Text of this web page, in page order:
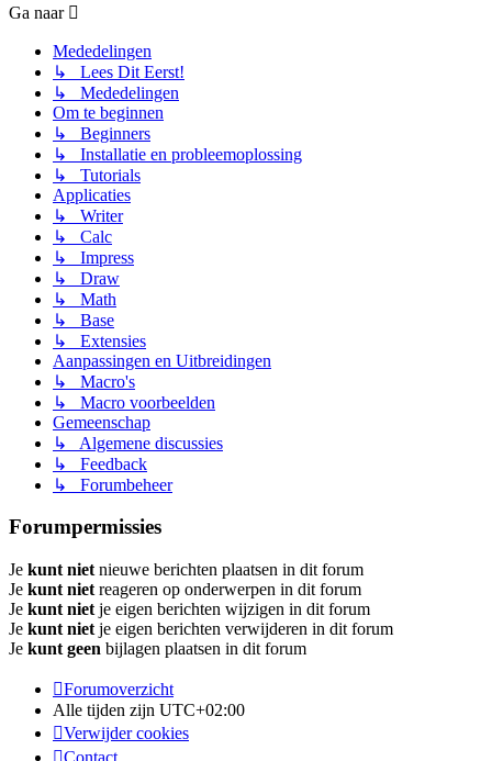
Ga naar
Mededelingen
↳ Lees Dit Eerst!
↳ Mededelingen
Om te beginnen
↳ Beginners
↳ Installatie en probleemoplossing
↳ Tutorials
Applicaties
↳ Writer
↳ Calc
↳ Impress
↳ Draw
↳ Math
↳ Base
↳ Extensies
Aanpassingen en Uitbreidingen
↳ Macro's
↳ Macro voorbeelden
Gemeenschap
↳ Algemene discussies
↳ Feedback
↳ Forumbeheer
Forumpermissies
Je kunt niet nieuwe berichten plaatsen in dit forum
Je kunt niet reageren op onderwerpen in dit forum
Je kunt niet je eigen berichten wijzigen in dit forum
Je kunt niet je eigen berichten verwijderen in dit forum
Je kunt geen bijlagen plaatsen in dit forum
Forumoverzicht
Alle tijden zijn UTC+02:00
Verwijder cookies
Contact